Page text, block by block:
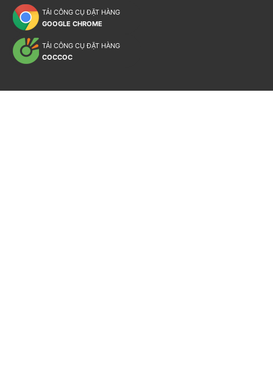
TẢI CÔNG CỤ ĐẶT HÀNG
GOOGLE CHROME
TẢI CÔNG CỤ ĐẶT HÀNG
COCCOC